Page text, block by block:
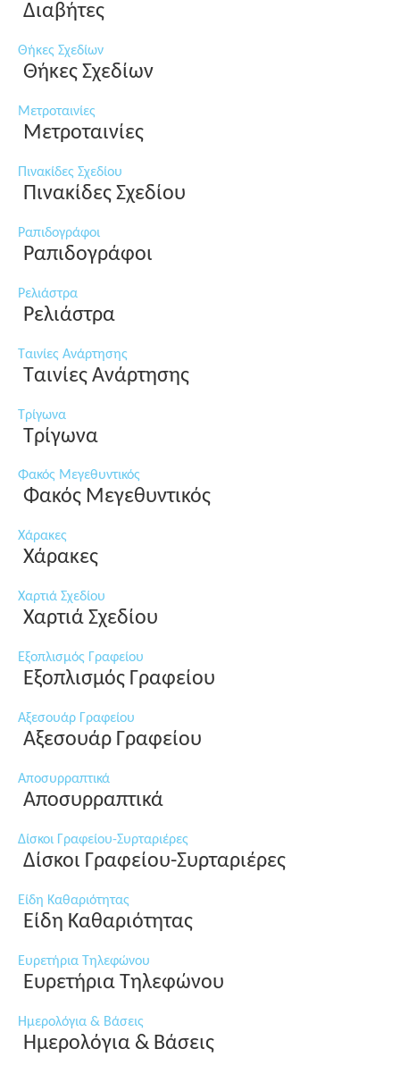
Διαβήτες
Θήκες Σχεδίων
Θήκες Σχεδίων
Μετροταινίες
Μετροταινίες
Πινακίδες Σχεδίου
Πινακίδες Σχεδίου
Ραπιδογράφοι
Ραπιδογράφοι
Ρελιάστρα
Ρελιάστρα
Ταινίες Ανάρτησης
Ταινίες Ανάρτησης
Τρίγωνα
Τρίγωνα
Φακός Μεγεθυντικός
Φακός Μεγεθυντικός
Χάρακες
Χάρακες
Χαρτιά Σχεδίου
Χαρτιά Σχεδίου
Εξοπλισμός Γραφείου
Εξοπλισμός Γραφείου
Αξεσουάρ Γραφείου
Αξεσουάρ Γραφείου
Αποσυρραπτικά
Αποσυρραπτικά
Δίσκοι Γραφείου-Συρταριέρες
Δίσκοι Γραφείου-Συρταριέρες
Είδη Καθαριότητας
Είδη Καθαριότητας
Ευρετήρια Τηλεφώνου
Ευρετήρια Τηλεφώνου
Ημερολόγια & Βάσεις
Ημερολόγια & Βάσεις